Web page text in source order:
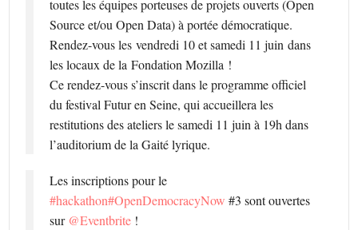
toutes les équipes porteuses de projets ouverts (Open
Source et/ou Open Data) à portée démocratique.
Rendez-vous lesvendredi 10 et samedi 11 juindans
les locaux de la Fondation Mozilla !
Ce rendez-vous s’inscrit dans le programme officiel
du festival Futur en Seine, qui accueillera les
restitutions des ateliers le samedi 11 juin à 19h dans
l’auditorium de la Gaité lyrique.
Les inscriptions pour le
#hackathon#OpenDemocracyNow #3 sont ouvertes
sur @Eventbrite !